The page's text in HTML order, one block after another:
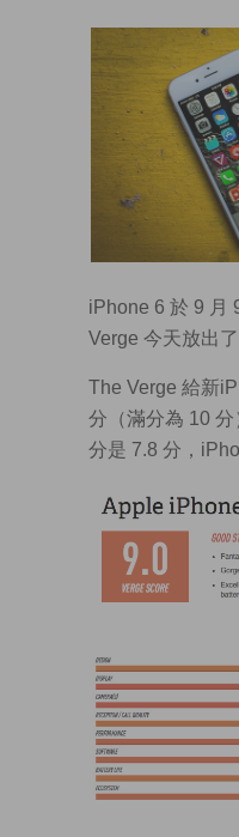
iPhone 6 於 9 月
Verge 今天放出了
The Verge 給新
分（滿分為 10
分是 7.8 分，